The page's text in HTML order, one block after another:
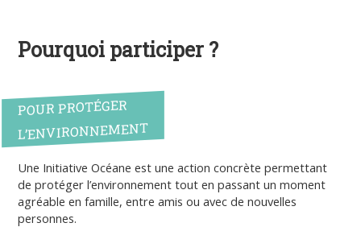
Pourquoi participer ?
POUR PROTÉGER
L’ENVIRONNEMENT
Une Initiative Océane est une action concrète permettant
de protéger l’environnement tout en passant un moment
agréable en famille, entre amis ou avec de nouvelles
personnes.